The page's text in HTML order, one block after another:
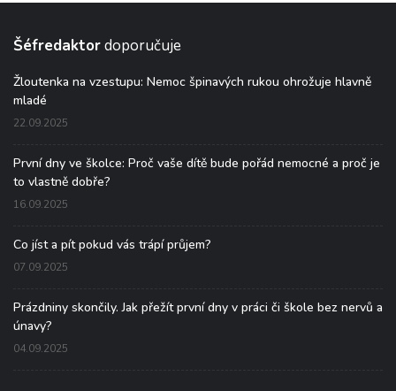
Šéfredaktordoporučuje
Žloutenka na vzestupu: Nemoc špinavých rukou ohrožuje hlavně
mladé
22.09.2025
První dny ve školce: Proč vaše dítě bude pořád nemocné a proč je
to vlastně dobře?
16.09.2025
Co jíst a pít pokud vás trápí průjem?
07.09.2025
Prázdniny skončily. Jak přežít první dny v práci či škole bez nervů a
únavy?
04.09.2025